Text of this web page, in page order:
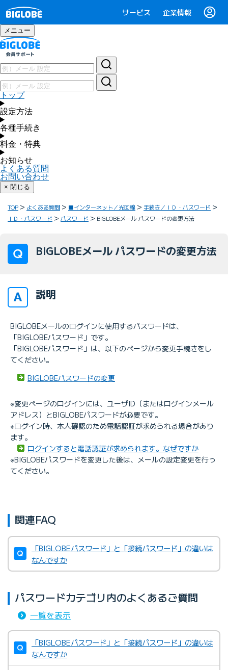
サービス 企業情報
メニュー
トップ
設定方法
各種手続き
料金・特典
お知らせ
よくある質問
お問い合わせ
× 閉じる
TOP よくある質問 ■インターネット／光回線
手続き／ＩＤ・パスワード
ＩＤ・パスワード
パスワード BIGLOBEメール パスワードの変更方法
BIGLOBEメール パスワードの変更方法
説明
BIGLOBEメールのログインに使用するパスワードは、
「BIGLOBEパスワード」です。
「BIGLOBEパスワード」は、以下のページから変更手続きをし
てください。
BIGLOBEパスワードの変更
※変更ページのログインには、ユーザID（またはログインメール
アドレス）とBIGLOBEパスワードが必要です。
※ログイン時、本人確認のため電話認証が求められる場合があり
ます。
ログインすると電話認証が求められます。なぜですか
※BIGLOBEパスワードを変更した後は、メールの設定変更を行っ
てください。
関連FAQ
「BIGLOBEパスワード」と「接続パスワード」の違いは
なんですか
パスワードカテゴリ内のよくあるご質問
一覧を表示
「BIGLOBEパスワード」と「接続パスワード」の違いは
なんですか